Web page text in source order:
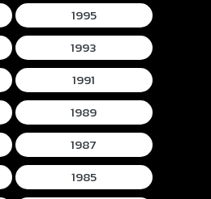
1995
1993
1991
1989
1987
1985